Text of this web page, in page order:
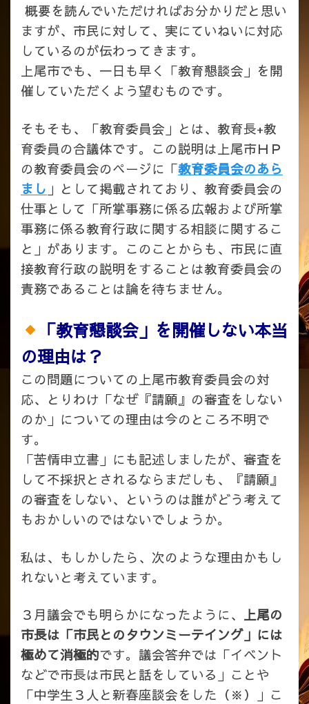
概要を読んでいただければお分かりだと思い
ますが、市民に対して、実にていねいに対応
しているのが伝わってきます。
上尾市でも、一日も早く「教育懇談会」を開
催していただくよう望むものです。
そもそも、「教育委員会」とは、教育長+教
育委員の合議体です。この説明は上尾市ＨＰ
の教育委員会のページに「教育委員会のあら
まし 」として掲載されており、教育委員会の
仕事として「所掌事務に係る広報および所掌
事務に係る教育行政に関する相談に関するこ
と」があります。このことからも、市民に直
接教育行政の説明をすることは教育委員会の
責務であることは論を待ちません。
「教育懇談会」を開催しない本当
の理由は？
この問題についての上尾市教育委員会の対
応、とりわけ「なぜ『請願』の審査をしない
のか」についての理由は今のところ不明で
す。
「苦情申立書」にも記述しましたが、審査を
して不採択とされるならまだしも、『請願』
の審査をしない、というのは誰がどう考えて
もおかしいのではないでしょうか。
私は、もしかしたら、次のような理由かもし
れないと考えています。
３月議会でも明らかになったように、 上尾の
市長は「市民とのタウンミーテイング」には
極めて消極的です。 議会答弁では「イベント
などで市長は市民と話をしている」ことや
「中学生３人と新春座談会をした（※）」こ